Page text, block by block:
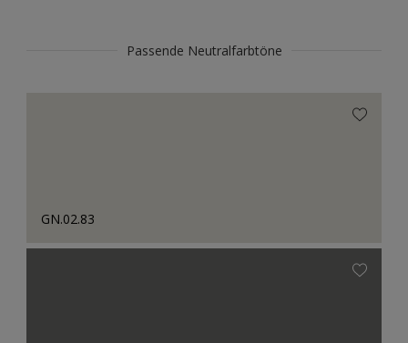
Passende Neutralfarbtöne
GN.02.83